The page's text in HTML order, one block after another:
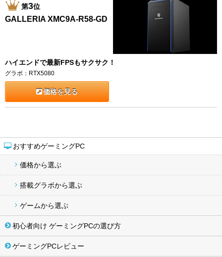
おすすめゲーミングPC
価格から選ぶ
搭載グラボから選ぶ
ゲームから選ぶ
初心者向け ゲーミングPCの選び方
ゲーミングPCレビュー
第3位
GALLERIA XMC9A-R58-GD
ハイエンドで最新FPSもサクサク！
グラボ：RTX5080
価格を見る